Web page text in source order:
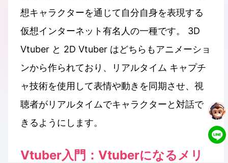
想キャラクターを通じて自分自身を表現する
仮想インターネット有名人の一種です。 3D
Vtuber と 2D Vtuber はどちらもアニメーショ
ンから作られており、リアルタイム キャプチ
ャ技術を使用して表情や動きを同期させ、視
聴者がリアルタイムでキャラクターと対話で
きるようにします。
Vtuber入門：Vtuberになるメリ